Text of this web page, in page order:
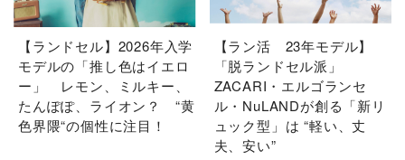
【ランドセル】2026年入学
モデルの「推し色はイエロ
ー」 レモン、ミルキー、
たんぽぽ、ライオン？ “黄
色界隈“の個性に注目！
【ラン活 23年モデル】
「脱ランドセル派」
ZACARI・エルゴランセ
ル・NuLANDが創る「新リ
ュック型」は “軽い、丈
夫、安い”